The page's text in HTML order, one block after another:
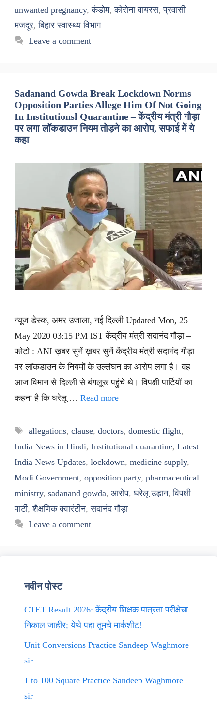
unwanted pregnancy,कंडोम,कोरोना वायरस,प्रवासी
मजदूर,बिहार स्वास्थ्य विभाग
Leave a comment
Sadanand Gowda Break Lockdown Norms
Opposition Parties Allege Him Of Not Going
In Institutionsl Quarantine – केंद्रीय मंत्री गौड़ा
पर लगा लॉकडाउन नियम तोड़ने का आरोप, सफाई में ये
कहा
न्यूज डेस्क, अमर उजाला, नई दिल्ली Updated Mon, 25
May 2020 03:15 PM IST केंद्रीय मंत्री सदानंद गौड़ा –
फोटो : ANI ख़बर सुनें ख़बर सुनें केंद्रीय मंत्री सदानंद गौड़ा
पर लॉकडाउन के नियमों के उल्लंघन का आरोप लगा है। वह
आज विमान से दिल्ली से बंगलूरू पहुंचे थे। विपक्षी पार्टियों का
कहना है कि घरेलू … Read more
Tags
allegations, clause, doctors, domestic flight,
India News in Hindi, Institutional quarantine, Latest
India News Updates, lockdown, medicine supply,
Modi Government, opposition party, pharmaceutical
ministry, sadanand gowda, आरोप,घरेलू उड़ान,विपक्षी
पार्टी,शैक्षणिक क्वारंटीन,सदानंद गौड़ा
Leave a comment
नवीन पोस्ट
CTET Result 2026: केंद्रीय शिक्षक पात्रता परीक्षेचा
निकाल जाहीर; येथे पहा तुमचे मार्कशीट!
Unit Conversions Practice Sandeep Waghmore
sir
1 to 100 Square Practice Sandeep Waghmore
sir